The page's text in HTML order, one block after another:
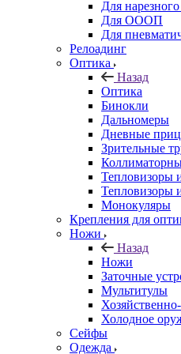
Для
Для ОООП
Для
Релоадинг
Оптика
Назад
Оптика
Бинокли
Дальномеры
Дневные
Зрительные
Тепловизоры
Тепловизоры
Монокуляры
Крепления для
Ножи
Назад
Ножи
Заточные
Мультитулы
Холодное
Сейфы
Одежда